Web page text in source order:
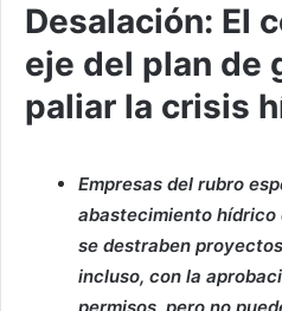
Desalación: El
eje del plan de
paliar la crisis
Empresas del rubro
abastecimiento hídrico
se destraben
incluso, con la